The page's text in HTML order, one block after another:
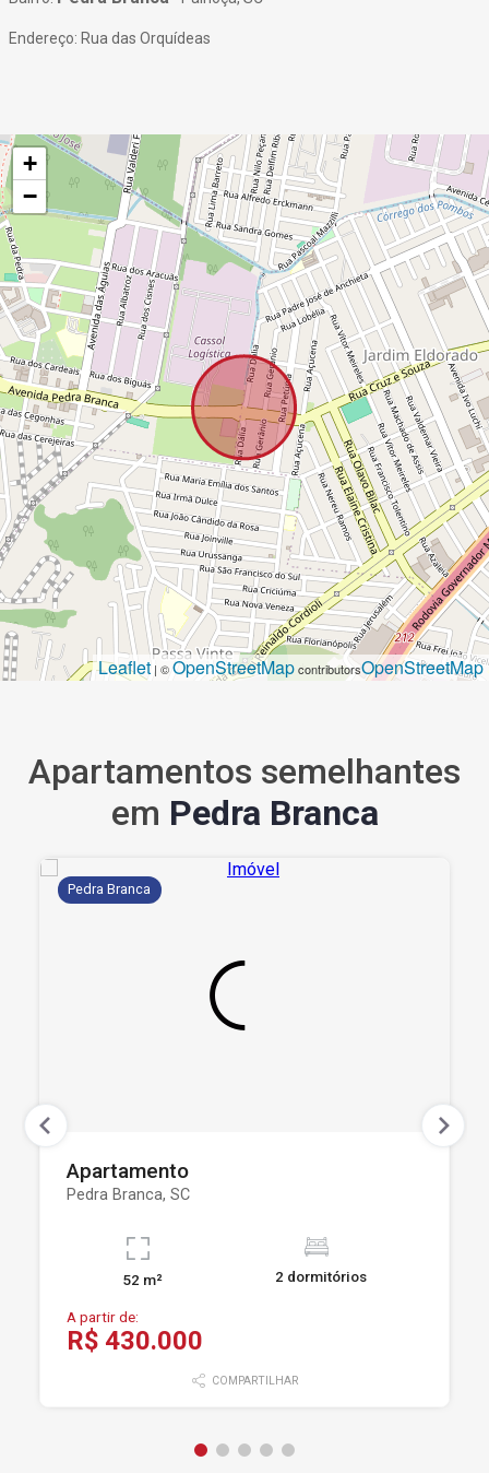
Endereço: Rua das Orquídeas
+
−
Leaflet| ©OpenStreetMapcontributorsOpenStreetMap
Apartamentos semelhantes
em Pedra Branca
Pedra Branca
Apartamento
Pedra Branca, SC
52 m² 2 dormitórios
A partir de:
R$ 430.000
COMPARTILHAR